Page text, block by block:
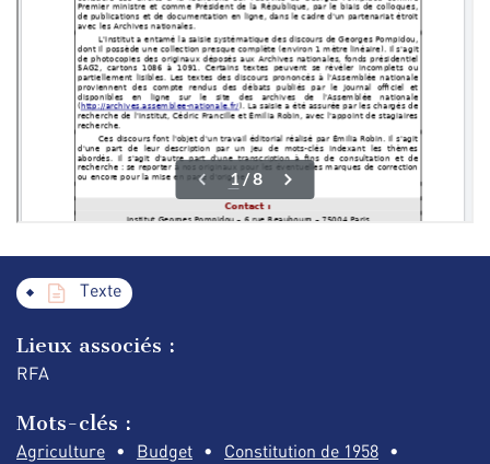
Texte
Lieux associés :
RFA
Mots-clés :
Agriculture Budget
Constitution de 1958